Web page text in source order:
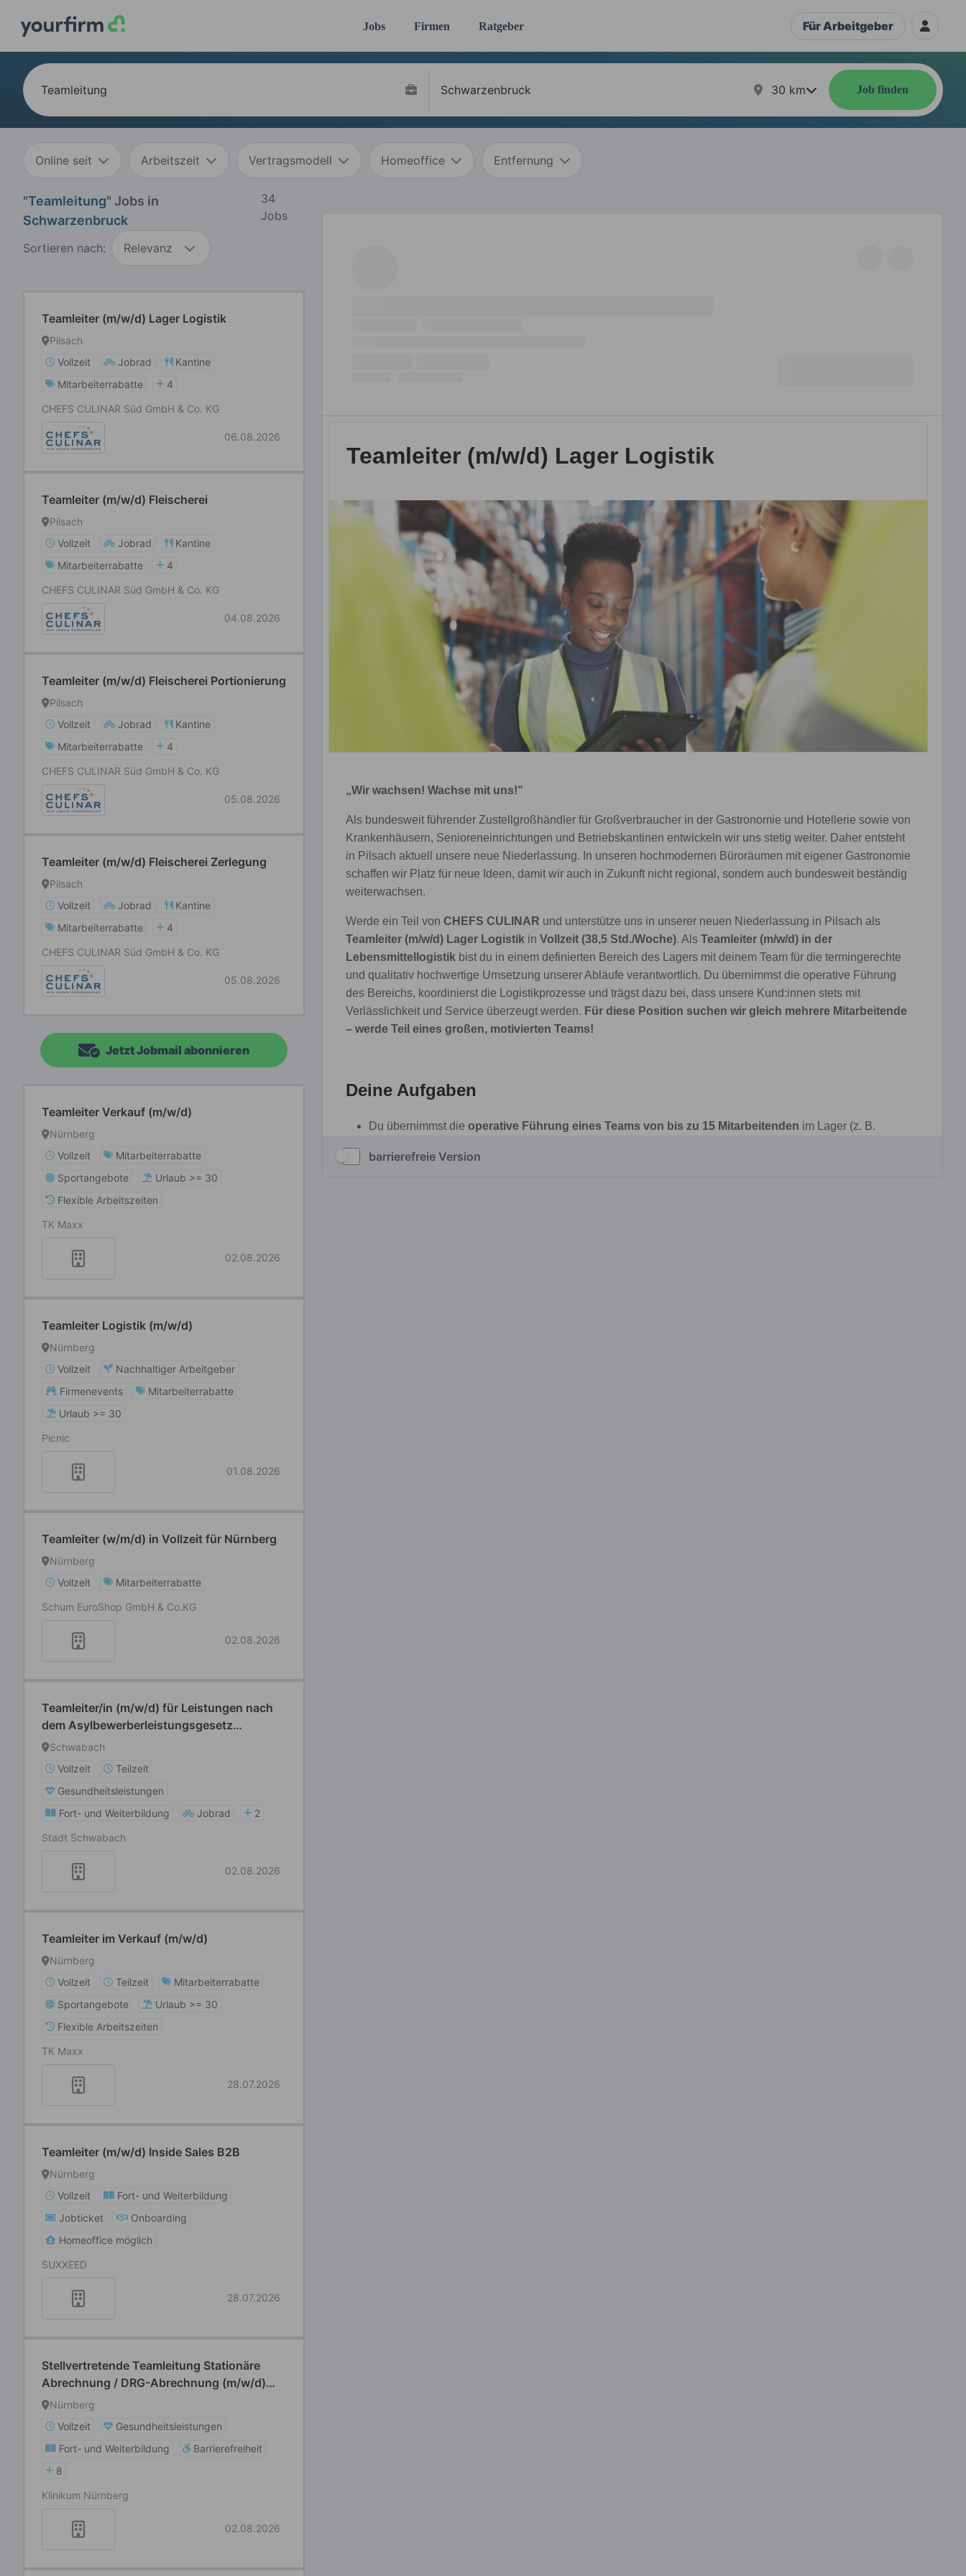
Jobs Firmen Ratgeber Für Arbeitgeber
30 km Job finden
Online seit Arbeitszeit Vertragsmodell Homeoffice Entfernung
"Teamleitung" Jobs in
Schwarzenbruck
34
Jobs
Sortieren nach: Relevanz
Teamleiter (m/w/d) Lager Logistik
Pilsach
Vollzeit
Jobrad
Kantine
Mitarbeiterrabatte
4
CHEFS CULINAR Süd GmbH & Co. KG
06.08.2026
Teamleiter (m/w/d) Fleischerei
Pilsach
Vollzeit
Jobrad
Kantine
Mitarbeiterrabatte
4
CHEFS CULINAR Süd GmbH & Co. KG
04.08.2026
Teamleiter (m/w/d) Fleischerei Portionierung
Pilsach
Vollzeit
Jobrad
Kantine
Mitarbeiterrabatte
4
CHEFS CULINAR Süd GmbH & Co. KG
05.08.2026
Teamleiter (m/w/d) Fleischerei Zerlegung
Pilsach
Vollzeit
Jobrad
Kantine
Mitarbeiterrabatte
4
CHEFS CULINAR Süd GmbH & Co. KG
05.08.2026
Jetzt Jobmail abonnieren
Teamleiter Verkauf (m/w/d)
Nürnberg
Vollzeit
Mitarbeiterrabatte
Sportangebote
Urlaub >= 30
Flexible Arbeitszeiten
TK Maxx
02.08.2026
Teamleiter Logistik (m/w/d)
Nürnberg
Vollzeit
Nachhaltiger Arbeitgeber
Firmenevents
Mitarbeiterrabatte
Urlaub >= 30
Picnic
01.08.2026
Teamleiter (w/m/d) in Vollzeit für Nürnberg
Nürnberg
Vollzeit
Mitarbeiterrabatte
Schum EuroShop GmbH & Co.KG
02.08.2026
Teamleiter/in (m/w/d) für Leistungen nach
dem Asylbewerberleistungsgesetz
(AsylbLG)
Schwabach
Vollzeit
Teilzeit
Gesundheitsleistungen
Fort- und Weiterbildung
Jobrad
2
Stadt Schwabach
02.08.2026
Teamleiter im Verkauf (m/w/d)
Nürnberg
Vollzeit
Teilzeit
Mitarbeiterrabatte
Sportangebote
Urlaub >= 30
Flexible Arbeitszeiten
TK Maxx
28.07.2026
Teamleiter (m/w/d) Inside Sales B2B
Nürnberg
Vollzeit
Fort- und Weiterbildung
Jobticket
Onboarding
Homeoffice möglich
SUXXEED
28.07.2026
Stellvertretende Teamleitung Stationäre
Abrechnung / DRG-Abrechnung (m/w/d)
Patientenaufnahme und
Nürnberg
Vollzeit
Gesundheitsleistungen
Fort- und Weiterbildung
Barrierefreiheit
8
Klinikum Nürnberg
02.08.2026
barrierefreie Version